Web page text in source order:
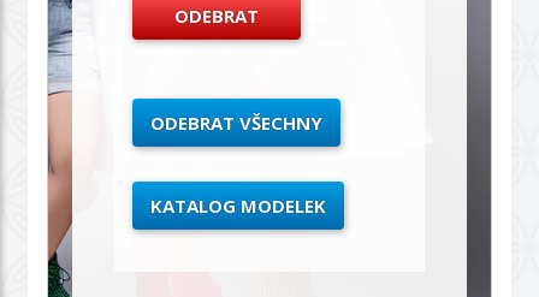
ODEBRAT VŠECHNY
KATALOG MODELEK